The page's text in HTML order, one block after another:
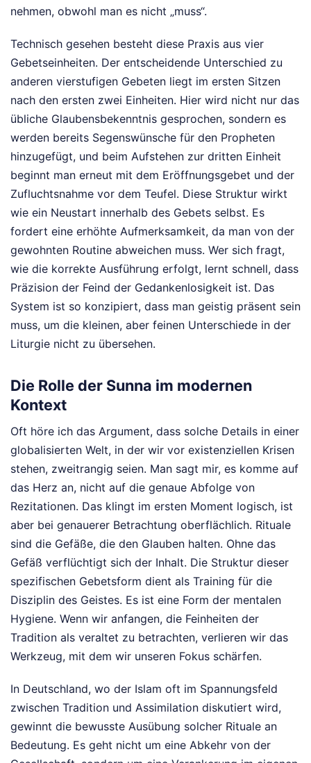
nehmen, obwohl man es nicht „muss“.
Technisch gesehen besteht diese Praxis aus vier
Gebetseinheiten. Der entscheidende Unterschied zu
anderen vierstufigen Gebeten liegt im ersten Sitzen
nach den ersten zwei Einheiten. Hier wird nicht nur das
übliche Glaubensbekenntnis gesprochen, sondern es
werden bereits Segenswünsche für den Propheten
hinzugefügt, und beim Aufstehen zur dritten Einheit
beginnt man erneut mit dem Eröffnungsgebet und der
Zufluchtsnahme vor dem Teufel. Diese Struktur wirkt
wie ein Neustart innerhalb des Gebets selbst. Es
fordert eine erhöhte Aufmerksamkeit, da man von der
gewohnten Routine abweichen muss. Wer sich fragt,
wie die korrekte Ausführung erfolgt, lernt schnell, dass
Präzision der Feind der Gedankenlosigkeit ist. Das
System ist so konzipiert, dass man geistig präsent sein
muss, um die kleinen, aber feinen Unterschiede in der
Liturgie nicht zu übersehen.
Die Rolle der Sunna im modernen
Kontext
Oft höre ich das Argument, dass solche Details in einer
globalisierten Welt, in der wir vor existenziellen Krisen
stehen, zweitrangig seien. Man sagt mir, es komme auf
das Herz an, nicht auf die genaue Abfolge von
Rezitationen. Das klingt im ersten Moment logisch, ist
aber bei genauerer Betrachtung oberflächlich. Rituale
sind die Gefäße, die den Glauben halten. Ohne das
Gefäß verflüchtigt sich der Inhalt. Die Struktur dieser
spezifischen Gebetsform dient als Training für die
Disziplin des Geistes. Es ist eine Form der mentalen
Hygiene. Wenn wir anfangen, die Feinheiten der
Tradition als veraltet zu betrachten, verlieren wir das
Werkzeug, mit dem wir unseren Fokus schärfen.
In Deutschland, wo der Islam oft im Spannungsfeld
zwischen Tradition und Assimilation diskutiert wird,
gewinnt die bewusste Ausübung solcher Rituale an
Bedeutung. Es geht nicht um eine Abkehr von der